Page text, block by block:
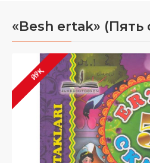
«Besh ertak» (Пять
ЙЎҚ